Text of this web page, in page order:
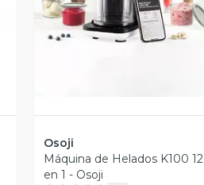
Osoji
Máquina de Helados K100 12
en 1 - Osoji